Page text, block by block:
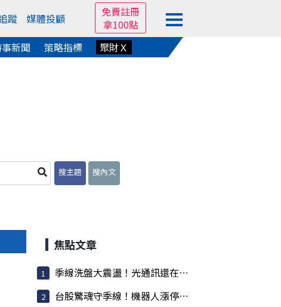
蹤 媒體投顧
免費註冊
拿100點
新聞 策略指標 聚財Ｘ
搜主題 搜內文
焦點文章
季線洗盤大震盪！光通訊還在噴，散熱強勢，BBU強...
台股驚魂守季線！機器人漲停潮爆發，記憶體還在...